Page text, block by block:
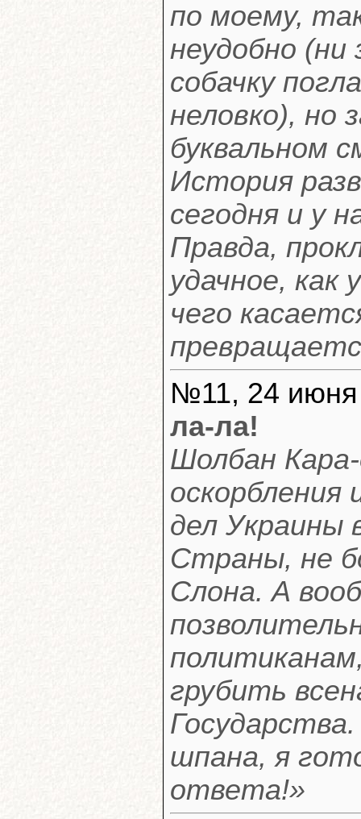
по моему,
неудобно
собачку
неловко), но
буквальном
История
сегодня и у
Правда,
удачное, как
чего
№11, 24 июня
ла-ла!
Шолбан
дел Украины
Страны, не
Слона. А
грубить
шпана, я
ответа!»